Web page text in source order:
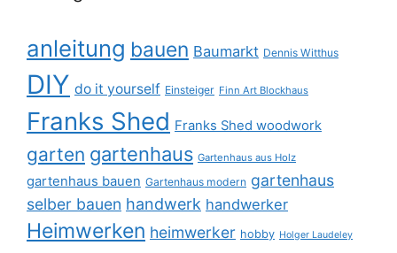
anleitung bauen Baumarkt Dennis Witthus
DIY do it yourself Einsteiger Finn Art Blockhaus
Franks Shed Franks Shed woodwork
garten gartenhaus Gartenhaus aus Holz
gartenhaus bauen Gartenhaus modern gartenhaus
selber bauen handwerk handwerker
Heimwerken heimwerker hobby Holger Laudeley